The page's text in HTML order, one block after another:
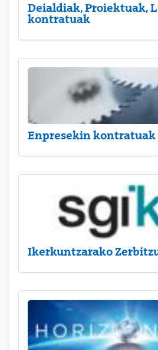
Deialdiak, Proiektuak,
kontratuak
Enpresekin kontratuak
Ikerkuntzarako